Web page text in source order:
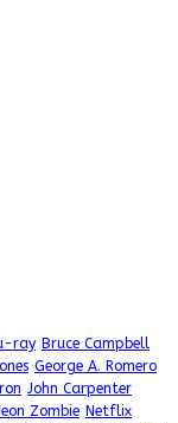
ray Bruce Campbell
George A. Romero
John Carpenter
Zombie Netflix